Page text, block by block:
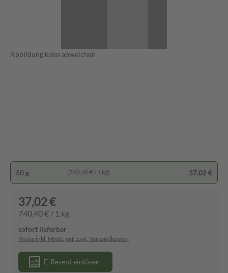
Abbildung kann abweichen
50 g (740,40 € / 1 kg) 37,02 €
37,02 €
740,40 € / 1 kg
sofort lieferbar
Preise inkl. MwSt. ggf. zzgl. Versandkosten
E-Rezept einlösen